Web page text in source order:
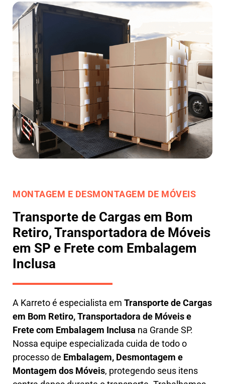
MONTAGEM E DESMONTAGEM DE MÓVEIS
Transporte de Cargas em Bom
Retiro, Transportadora de Móveis
em SP e Frete com Embalagem
Inclusa
A Karretoé especialista em Transporte de Cargas
em Bom Retiro,Transportadora de Móveis e
Frete com Embalagem Inclusa na Grande SP.
Nossa equipe especializada cuida de todo o
processo de Embalagem, Desmontagem e
Montagem dos Móveis, protegendo seus itens